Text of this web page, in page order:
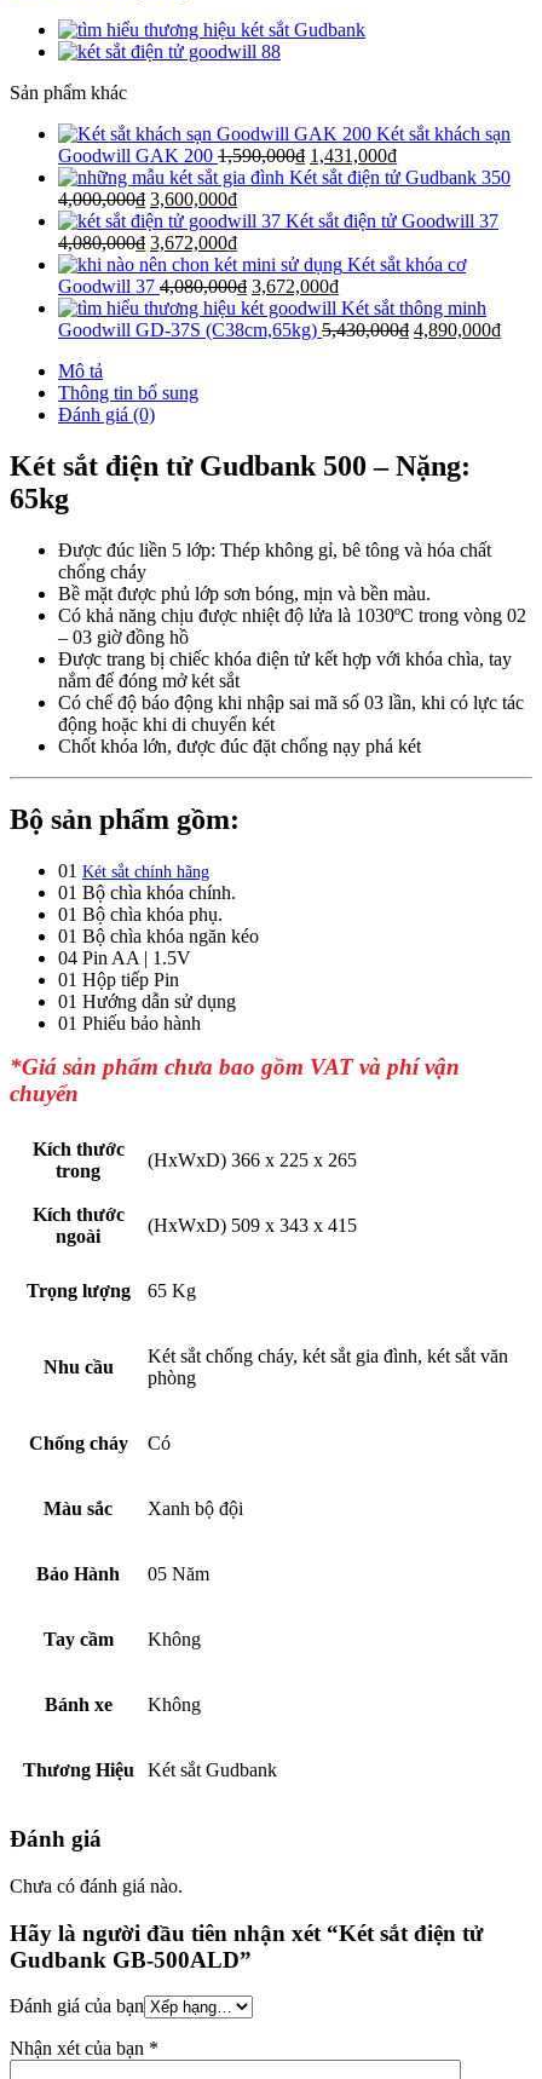
Sản phẩm khác
Két sắt khách sạn
Goodwill GAK 200 1,590,000₫ 1,431,000₫
Két sắt điện tử Gudbank 350
4,000,000₫ 3,600,000₫
Két sắt điện tử Goodwill 37
4,080,000₫ 3,672,000₫
Két sắt khóa cơ
Goodwill 37 4,080,000₫ 3,672,000₫
Két sắt thông minh
Goodwill GD-37S (C38cm,65kg) 5,430,000₫ 4,890,000₫
Mô tả
Thông tin bổ sung
Đánh giá (0)
Két sắt điện tử Gudbank 500 – Nặng:
65kg
Được đúc liền 5 lớp: Thép không gỉ, bê tông và hóa chất
chống cháy
Bề mặt được phủ lớp sơn bóng, mịn và bền màu.
Có khả năng chịu được nhiệt độ lửa là 1030ºC trong vòng 02
– 03 giờ đồng hồ
Được trang bị chiếc khóa điện tử kết hợp với khóa chìa, tay
nắm để đóng mở két sắt
Có chế độ báo động khi nhập sai mã số 03 lần, khi có lực tác
động hoặc khi di chuyển két
Chốt khóa lớn, được đúc đặt chống nạy phá két
Bộ sản phẩm gồm:
01 Két sắt chính hãng
01 Bộ chìa khóa chính.
01 Bộ chìa khóa phụ.
01 Bộ chìa khóa ngăn kéo
04 Pin AA | 1.5V
01 Hộp tiếp Pin
01 Hướng dẫn sử dụng
01 Phiếu bảo hành
*Giá sản phẩm chưa bao gồm VAT và phí vận
chuyển
Kích thước
trong
(HxWxD) 366 x 225 x 265
Kích thước
ngoài
(HxWxD) 509 x 343 x 415
Trọng lượng 65 Kg
Nhu cầu
Két sắt chống cháy, két sắt gia đình, két sắt văn
phòng
Chống cháy Có
Màu sắc Xanh bộ đội
Bảo Hành 05 Năm
Tay cầm Không
Bánh xe Không
Thương Hiệu Két sắt Gudbank
Đánh giá
Chưa có đánh giá nào.
Hãy là người đầu tiên nhận xét “Két sắt điện tử
Gudbank GB-500ALD”
Đánh giá của bạn
Nhận xét của bạn *